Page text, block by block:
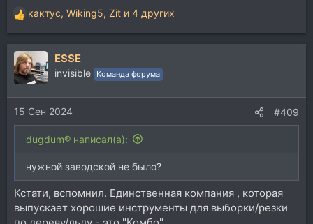
Р
е
а
к
ц
и
и
:
кактус, Wiking5, Zit и 4 других
ESSE
invisible Команда форума
15 Сен 2024 #409
dugdum® написал(а):
нужной заводской не было?
Кстати, вспомнил. Единственная компания , которая
выпускает хорошие инструменты для выборки/резки